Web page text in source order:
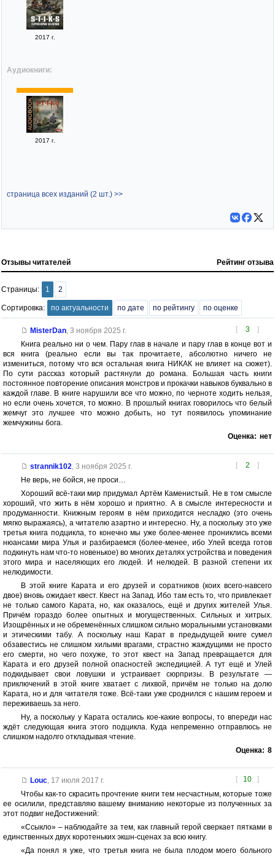
2017 г.
Аудиокниги:
2017 г.
страница всех изданий (2 шт.) >>
Отзывы читателей Рейтинг отзыва
Страницы: 1 2
Сортировка: по актуальности по дате по рейтингу по оценке
[ 3 ]
MisterDan, 3 ноября 2025 г.
Книга реально ни о чем. Пару глав в начале и пару глав в конце вот и
вся книга (реально если вы так прочитаете, абсолютно ничего не
измениться, потому что вся остальная книга НИКАК не влияет на сюжет).
По сути рассказ который растянули до романа. Большая часть книги
постоянное повторение описания монстров и прокачки навыков буквально в
каждой главе. В книге нарушили все что можно, по черноте ходить нельзя,
но если очень хочется, то можно. В прошлый книгах говорилось что белый
жемчуг это лучшее что можно добыть, но тут появилось упоминание
жемчужины бога.
Оценка: нет
[ 2 ]
strannik102 3 ноября 2025 г.
Не верь, не бойся, не проси…
Хороший всё-таки мир придумал Артём Каменистый. Не в том смысле
хороший, что жить в нём хорошо и приятно. А в смысле интересности и
продуманности. Книжным героям в нём приходится несладко (это очень
мягко выражаясь), а читателю азартно и интересно. Ну, а поскольку это уже
третья книга подцикла, то конечно мы уже более-менее прониклись всеми
нюансами мира Улья и разбираемся (более-менее, ибо Улей всегда готов
подкинуть нам что-то новенькое) во многих деталях устройства и поведения
этого мира и населяющих его людей. И нелюдей. В разной степени их
нелюдимости.
В этой книге Карата и его друзей и соратников (коих всего-навсего
двое) вновь ожидает квест. Квест на Запад. Ибо там есть то, что привлекает
не только самого Карата, но, как оказалось, ещё и других жителей Улья.
Причём гораздо более опытных и могущественных. Сильных и хитрых.
Изощрённых и не обременённых слишком сильно моральными установками
и этическими табу. А поскольку наш Карат в предыдущей книге сумел
обзавестись не слишком хилыми врагами, страстно жаждущими не просто
его смерти, но чего похуже, то этот квест на Запад превращается для
Карата и его друзей полной опасностей экспедицией. А тут ещё и Улей
подкидывает свои ловушки и устраивает сюрпризы. В результате —
приключений в этой книге хватает с лихвой, причём не только на долю
Карата, но и для читателя тоже. Всё-таки уже сроднился с нашим героем и
переживаешь за него.
Ну, а поскольку у Карата остались кое-какие вопросы, то впереди нас
ждёт следующая книга этого подцикла. Куда непременно отправлюсь не
слишком надолго откладывая чтение.
Оценка: 8
[ 10 ]
Louc, 17 июля 2017 г.
Чтобы как-то скрасить прочтение книги тем несчастным, которые тоже
ее осилили, представляю вашему вниманию некоторые из полученных за
этот подвиг неДостижений:
«Ссыкло» ‒ наблюдайте за тем, как главный герой сверкает пятками в
единственных двух коротеньких экшн-сценах за всю книгу.
«Да понял я уже, что третья книга не была плодом моего больного